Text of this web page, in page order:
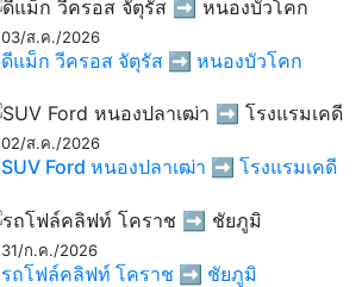
03/ส.ค./2026
ดีแม็ก วีครอส จัตุรัส ➡️ หนองบัวโคก
02/ส.ค./2026
SUV Ford หนองปลาเฒ่า ➡️ โรงแรมเคดี
31/ก.ค./2026
รถโฟล์คลิฟท์ โคราช ➡️ ชัยภูมิ